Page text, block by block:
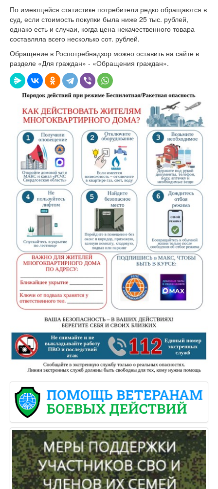
По имеющейся статистике потребители редко обращаются в
суд, если стоимость покупки была ниже 25 тыс. рублей,
однако есть и случаи, когда цена некачественного товара
составляла всего несколько сот. рублей.
Обращение в Роспотребнадзор можно оставить на сайте в
разделе «Для граждан» - «Обращения граждан».